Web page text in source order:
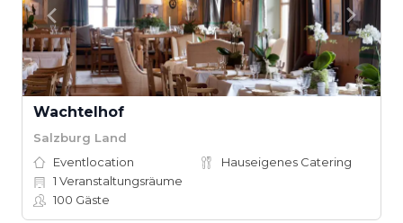
Wachtelhof
Salzburg Land
Eventlocation
Hauseigenes Catering
1 Veranstaltungsräume
100 Gäste